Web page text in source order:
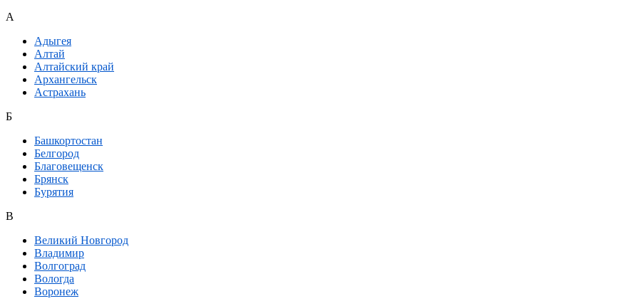
А
Адыгея
Алтай
Алтайский край
Архангельск
Астрахань
Б
Башкортостан
Белгород
Благовещенск
Брянск
Бурятия
В
Великий Новгород
Владимир
Волгоград
Вологда
Воронеж